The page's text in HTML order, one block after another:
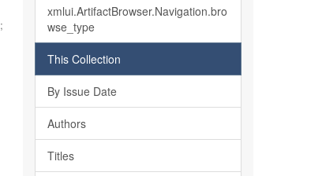
;
xmlui.ArtifactBrowser.Navigation.bro
wse_type
This Collection
By Issue Date
Authors
Titles